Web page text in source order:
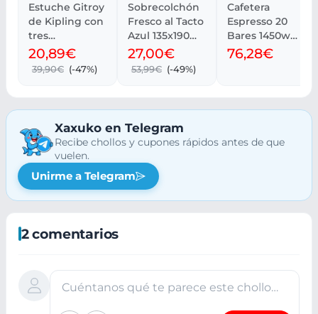
Estuche Gitroy
de Kipling con
tres
compartiment
os
20,89€
39,90€ (-47%)
Sobrecolchón
Fresco al Tacto
Azul 135x190
cm
Transpirable
27,00€
53,99€ (-49%)
Cafetera
Espresso 20
Bares 1450w
Taylor Swoden
para Capsulas
76,28€
Xaxuko en Telegram
Recibe chollos y cupones rápidos antes de que
vuelen.
Unirme a Telegram
2 comentarios
Cuéntanos qué te parece este chollo…